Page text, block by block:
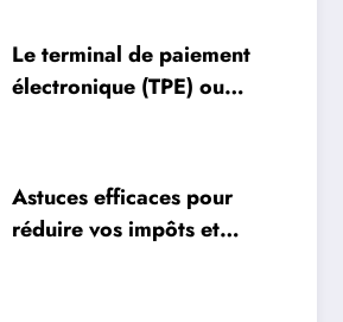
Le terminal de paiement
électronique (TPE) ou
pour optimiser vos
encaissements ?
Astuces efficaces pour
réduire vos impôts et